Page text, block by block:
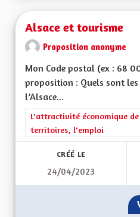
Alsace et tourisme
Proposition anonyme
Mon Code postal (ex : 68
proposition : Quels sont
l’Alsace...
Filtrer les résultats de la
L'attractivité économique de
territoires, l'emploi
CRÉÉ LE
24/04/2023